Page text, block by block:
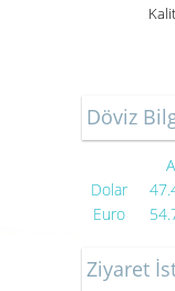
Döviz
Dolar
Euro
Ziyaret